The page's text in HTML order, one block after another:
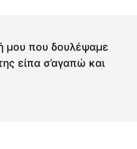
μου που δουλέψαμε
είπα σ’αγαπώ και